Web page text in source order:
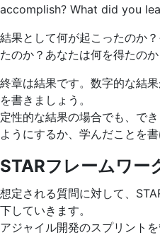
accomplish? What did you
結果として何が起こったのか
たのか？あなたは何を得たの
終章は結果です。数字的な結
を書きましょう。
定性的な結果の場合でも、で
ようにするか、学んだことを書
STARフレームワー
想定される質問に対して、
下していきます。
アジャイル開発のスプリント